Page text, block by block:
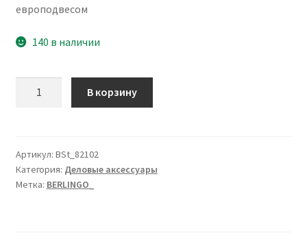
европодвесом
140 в наличии
автоматическая
Berlingo
"Printer
В корзину
Артикул: BSt_82102
Категория: Деловые аксессуары
Метка: BERLINGO_